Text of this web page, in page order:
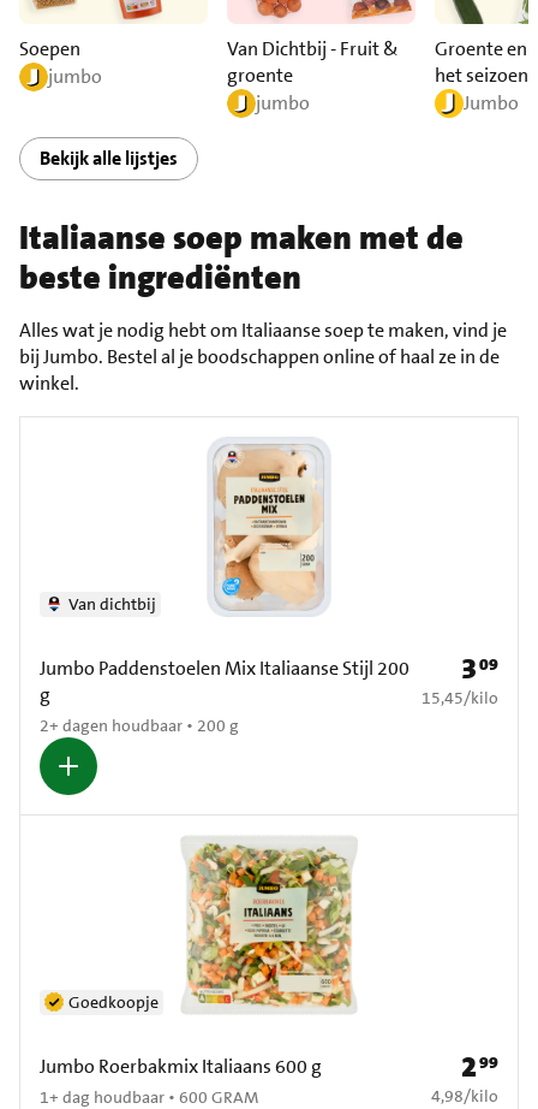
Soepen
jumbo
Van Dichtbij - Fruit &
groente
jumbo
Groente en
het seizoen
Jumbo
Bekijk alle lijstjes
Italiaanse soep maken met de
beste ingrediënten
Alles wat je nodig hebt om Italiaanse soep te maken, vind je
bij Jumbo. Bestel al je boodschappen online of haal ze in de
winkel.
Jumbo Paddenstoelen Mix Italiaanse Stijl 200
g
2+ dagen houdbaar • 200 g
Van dichtbij
Prijs: €
309
€ 15,45 per kilo
15,45/kilo
Jumbo Roerbakmix Italiaans 600 g
1+ dag houdbaar • 600 GRAM
Goedkoopje
Prijs: €
299
€ 4,98 per kilo
4,98/kilo